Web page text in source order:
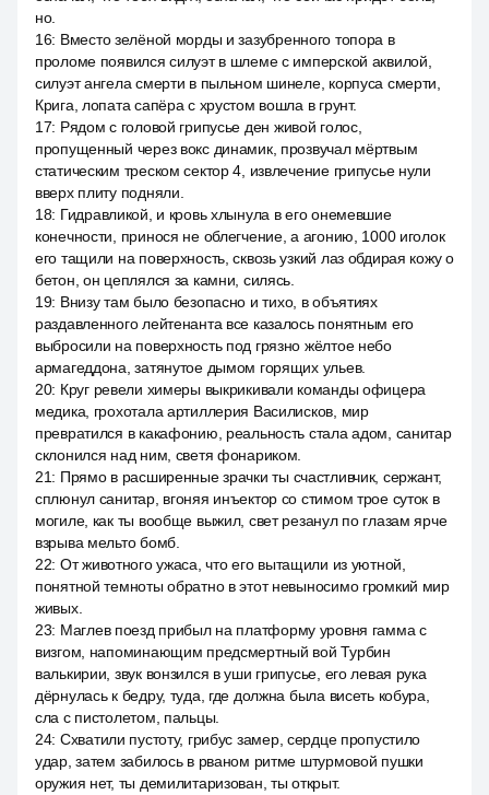
но.
16: Вместо зелёной морды и зазубренного топора в
проломе появился силуэт в шлеме с имперской аквилой,
силуэт ангела смерти в пыльном шинеле, корпуса смерти,
Крига, лопата сапёра с хрустом вошла в грунт.
17: Рядом с головой грипусье ден живой голос,
пропущенный через вокс динамик, прозвучал мёртвым
статическим треском сектор 4, извлечение грипусье нули
вверх плиту подняли.
18: Гидравликой, и кровь хлынула в его онемевшие
конечности, принося не облегчение, а агонию, 1000 иголок
его тащили на поверхность, сквозь узкий лаз обдирая кожу о
бетон, он цеплялся за камни, силясь.
19: Внизу там было безопасно и тихо, в объятиях
раздавленного лейтенанта все казалось понятным его
выбросили на поверхность под грязно жёлтое небо
армагеддона, затянутое дымом горящих ульев.
20: Круг ревели химеры выкрикивали команды офицера
медика, грохотала артиллерия Василисков, мир
превратился в какафонию, реальность стала адом, санитар
склонился над ним, светя фонариком.
21: Прямо в расширенные зрачки ты счастливчик, сержант,
сплюнул санитар, вгоняя инъектор со стимом трое суток в
могиле, как ты вообще выжил, свет резанул по глазам ярче
взрыва мельто бомб.
22: От животного ужаса, что его вытащили из уютной,
понятной темноты обратно в этот невыносимо громкий мир
живых.
23: Маглев поезд прибыл на платформу уровня гамма с
визгом, напоминающим предсмертный вой Турбин
валькирии, звук вонзился в уши грипусье, его левая рука
дёрнулась к бедру, туда, где должна была висеть кобура,
сла с пистолетом, пальцы.
24: Схватили пустоту, грибус замер, сердце пропустило
удар, затем забилось в рваном ритме штурмовой пушки
оружия нет, ты демилитаризован, ты открыт.